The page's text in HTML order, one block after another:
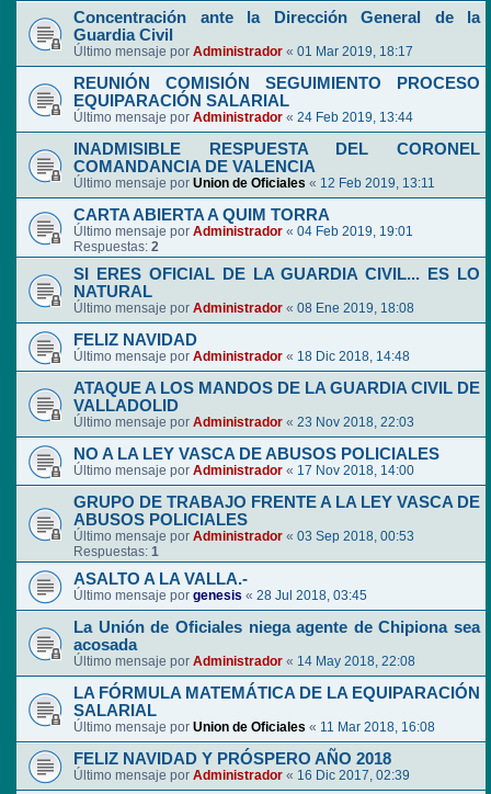
Concentración ante la Dirección General de la
Guardia Civil
Último mensaje por Administrador « 01 Mar 2019, 18:17
REUNIÓN COMISIÓN SEGUIMIENTO PROCESO
EQUIPARACIÓN SALARIAL
Último mensaje por Administrador « 24 Feb 2019, 13:44
INADMISIBLE RESPUESTA DEL CORONEL
COMANDANCIA DE VALENCIA
Último mensaje por Union de Oficiales « 12 Feb 2019, 13:11
CARTA ABIERTA A QUIM TORRA
Último mensaje por Administrador « 04 Feb 2019, 19:01
Respuestas: 2
SI ERES OFICIAL DE LA GUARDIA CIVIL... ES LO
NATURAL
Último mensaje por Administrador « 08 Ene 2019, 18:08
FELIZ NAVIDAD
Último mensaje por Administrador « 18 Dic 2018, 14:48
ATAQUE A LOS MANDOS DE LA GUARDIA CIVIL DE
VALLADOLID
Último mensaje por Administrador « 23 Nov 2018, 22:03
NO A LA LEY VASCA DE ABUSOS POLICIALES
Último mensaje por Administrador « 17 Nov 2018, 14:00
GRUPO DE TRABAJO FRENTE A LA LEY VASCA DE
ABUSOS POLICIALES
Último mensaje por Administrador « 03 Sep 2018, 00:53
Respuestas: 1
ASALTO A LA VALLA.-
Último mensaje por genesis « 28 Jul 2018, 03:45
La Unión de Oficiales niega agente de Chipiona sea
acosada
Último mensaje por Administrador « 14 May 2018, 22:08
LA FÓRMULA MATEMÁTICA DE LA EQUIPARACIÓN
SALARIAL
Último mensaje por Union de Oficiales « 11 Mar 2018, 16:08
FELIZ NAVIDAD Y PRÓSPERO AÑO 2018
Último mensaje por Administrador « 16 Dic 2017, 02:39